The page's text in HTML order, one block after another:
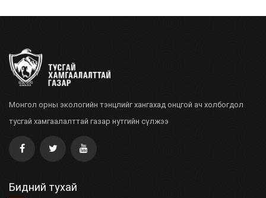
Монгол орны экологийн тэнцлийг хангахад онцгой ач холбогдол
тусгай хамгаалалттай газар нутгийн сүлжээ
Бидний тухай